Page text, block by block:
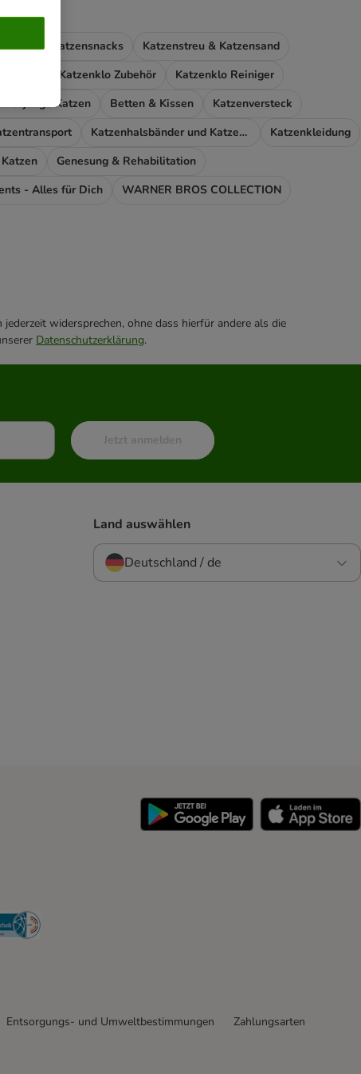
Katzensnacks
Katzenstreu & Katzensand
Katzenklo Zubehör
Katzenklo Reiniger
& junge Katzen Betten & Kissen
Katzenversteck
Katzenhalsbänder und Katzengeschirr
Katzenkleidung
Genesung & Rehabilitation
- Alles für Dich
WARNER BROS COLLECTION
widersprechen, ohne dass hierfür andere als die
Datenschutzerklärung.
Jetzt anmelden
Land auswählen
Deutschland / de
Entsorgungs- und Umweltbestimmungen
Zahlungsarten